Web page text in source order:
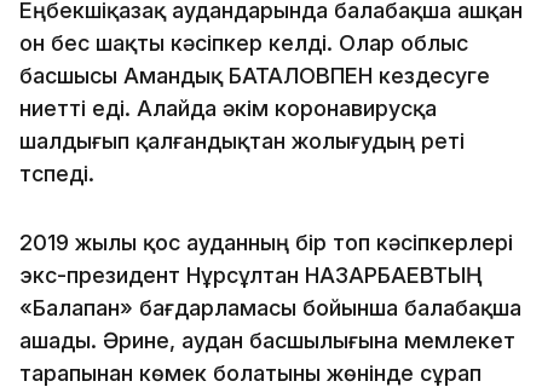
Еңбекшіқазақ аудандарында балабақша ашқан
он бес шақты кәсіпкер келді. Олар облыс
басшысы Амандық БАТАЛОВПЕН кездесуге
ниетті еді. Алайда әкім коронавирусқа
шалдығып қалғандықтан жолығудың реті
түспеді.
2019 жылы қос ауданның бір топ кәсіпкерлері
экс-президент Нұрсұлтан НАЗАРБАЕВТЫҢ
«Балапан» бағдарламасы бойынша балабақша
ашады. Әрине, аудан басшылығына мемлекет
тарапынан көмек болатыны жөнінде сұрап